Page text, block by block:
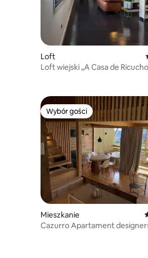
Loft
Loft wiejski „A Casa de
Wybór gości
Wybór gości
Mieszkanie
Cazurro Apartament